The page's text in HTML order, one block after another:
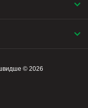
© 2026